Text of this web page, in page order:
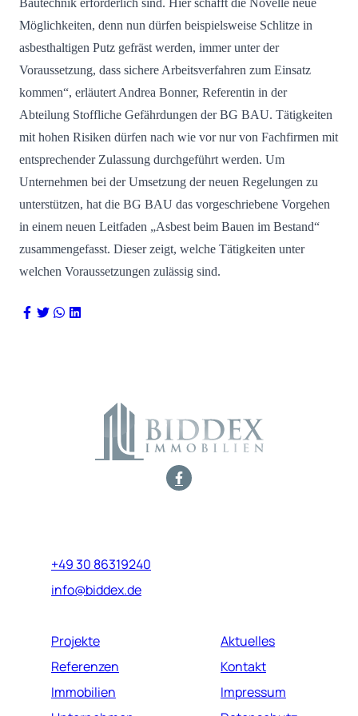
Bautechnik erforderlich sind. Hier schafft die Novelle neue
Möglichkeiten, denn nun dürfen beispielsweise Schlitze in
asbesthaltigen Putz gefräst werden, immer unter der
Voraussetzung, dass sichere Arbeitsverfahren zum Einsatz
kommen“, erläutert Andrea Bonner, Referentin in der
Abteilung Stoffliche Gefährdungen der BG BAU. Tätigkeiten
mit hohen Risiken dürfen nach wie vor nur von Fachfirmen mit
entsprechender Zulassung durchgeführt werden. Um
Unternehmen bei der Umsetzung der neuen Regelungen zu
unterstützen, hat die BG BAU das vorgeschriebene Vorgehen
in einem neuen Leitfaden „Asbest beim Bauen im Bestand“
zusammengefasst. Dieser zeigt, welche Tätigkeiten unter
welchen Voraussetzungen zulässig sind.
+49 30 86319240
info@biddex.de
Projekte
Referenzen
Immobilien
Aktuelles
Kontakt
Impressum